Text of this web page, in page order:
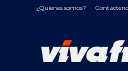
¿Quienes somos?